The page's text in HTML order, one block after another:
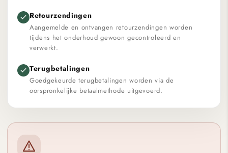
Retourzendingen
Aangemelde en ontvangen retourzendingen worden
tijdens het onderhoud gewoon gecontroleerd en
verwerkt.
Terugbetalingen
Goedgekeurde terugbetalingen worden via de
oorspronkelijke betaalmethode uitgevoerd.